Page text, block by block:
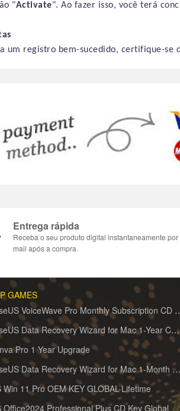
"Activate". Ao fazer isso, você terá
um registro bem-sucedido, certifique-se
Entrega rápida
Receba o seu produto digital instantaneamente por
mail após a compra.
GAMES
EaseUS VoiceWave Pro
EaseUS Data Recovery Wizard for Mac 1-Year CD Key Global
Pro 1 Year Upgrade
EaseUS Data Recovery Wizard for Mac 1-Month CD Key Global
Win 11 Pro OEM KEY GLOBAL-Lifetime
Office2024 Professional Plus CD Key Global